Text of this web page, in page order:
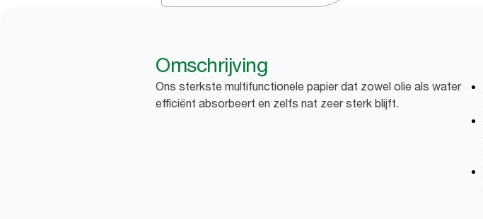
Omschrijving
Ons sterkste multifunctionele papier dat zowel olie als water
efficiënt absorbeert en zelfs nat zeer sterk blijft.